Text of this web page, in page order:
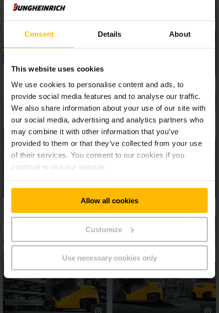
Consent Details About
This website uses cookies
We use cookies to personalise content and ads, to
provide social media features and to analyse our traffic.
We also share information about your use of our site with
our social media, advertising and analytics partners who
may combine it with other information that you’ve
provided to them or that they’ve collected from your use
of their services. You consent to our cookies if you
continue to use our website.
Allow all cookies
Customize
Use necessary cookies only
a biztonságos és hatékony munkavégzést – még
szélsőséges körülmények között is. Az ergonomikusan
kiforrott 5-ös sorozatú EFG-k igazi erőgépek nagy